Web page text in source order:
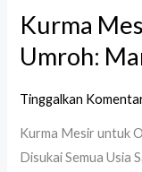
Kurma
Umroh:
Tinggalkan
Kurma Mesir untuk
Disukai Semua Usia